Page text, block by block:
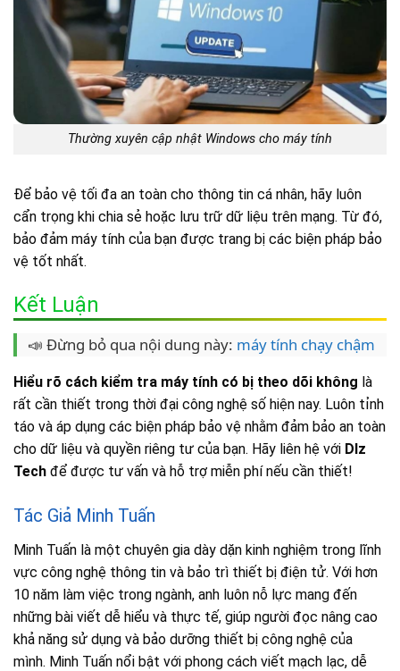
Thường xuyên cập nhật Windows cho máy tính
Để bảo vệ tối đa an toàn cho thông tin cá nhân, hãy luôn
cẩn trọng khi chia sẻ hoặc lưu trữ dữ liệu trên mạng. Từ đó,
bảo đảm máy tính của bạn được trang bị các biện pháp bảo
vệ tốt nhất.
Kết Luận
📣 Đừng bỏ qua nội dung này: máy tính chạy chậm
Hiểu rõ cách kiểm tra máy tính có bị theo dõi không là
rất cần thiết trong thời đại công nghệ số hiện nay. Luôn tỉnh
táo và áp dụng các biện pháp bảo vệ nhằm đảm bảo an toàn
cho dữ liệu và quyền riêng tư của bạn. Hãy liên hệ với Dlz
Tech để được tư vấn và hỗ trợ miễn phí nếu cần thiết!
Tác Giả Minh Tuấn
Minh Tuấn là một chuyên gia dày dặn kinh nghiệm trong lĩnh
vực công nghệ thông tin và bảo trì thiết bị điện tử. Với hơn
10 năm làm việc trong ngành, anh luôn nỗ lực mang đến
những bài viết dễ hiểu và thực tế, giúp người đọc nâng cao
khả năng sử dụng và bảo dưỡng thiết bị công nghệ của
mình. Minh Tuấn nổi bật với phong cách viết mạch lạc, dễ